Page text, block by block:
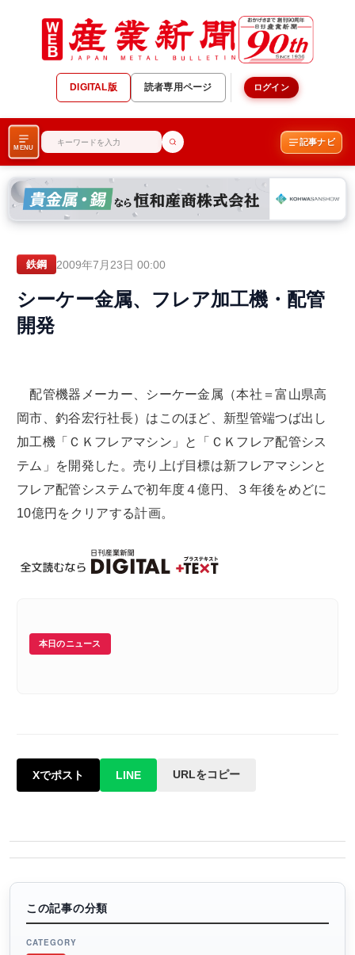
DIGITAL版 読者専用ページ ログイン
MENU
記事ナビ
鉄鋼 2009年7月23日 00:00
シーケー金属、フレア加工機・配管
開発
配管機器メーカー、シーケー金属（本社＝富山県高
岡市、釣谷宏行社長）はこのほど、新型管端つば出し
加工機「ＣＫフレアマシン」と「ＣＫフレア配管シス
テム」を開発した。売り上げ目標は新フレアマシンと
フレア配管システムで初年度４億円、３年後をめどに
10億円をクリアする計画。
本日のニュース
Xでポスト LINE URLをコピー
この記事の分類
CATEGORY